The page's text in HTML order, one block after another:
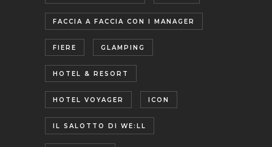
FACCIA A FACCIA CON I MANAGER
FIERE GLAMPING
HOTEL & RESORT
HOTEL VOYAGER ICON
IL SALOTTO DI WE:LL